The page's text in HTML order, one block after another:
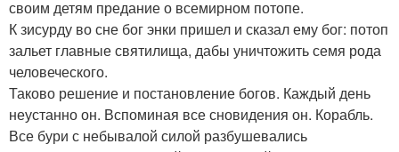
своим детям предание о всемирном потопе.
К зисурду во сне бог энки пришел и сказал ему бог: потоп
зальет главные святилища, дабы уничтожить семя рода
человеческого.
Таково решение и постановление богов. Каждый день
неустанно он. Вспоминая все сновидения он. Корабль.
Все бури с небывалой силой разбушевались